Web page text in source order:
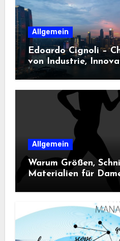
Allgemein
Edoardo Cignoli –
von Industrie,
Technologie
Allgemein
Warum Größen,
Materialien für